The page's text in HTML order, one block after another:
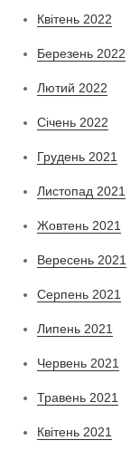
Квітень 2022
Березень 2022
Лютий 2022
Січень 2022
Грудень 2021
Листопад 2021
Жовтень 2021
Вересень 2021
Серпень 2021
Липень 2021
Червень 2021
Травень 2021
Квітень 2021